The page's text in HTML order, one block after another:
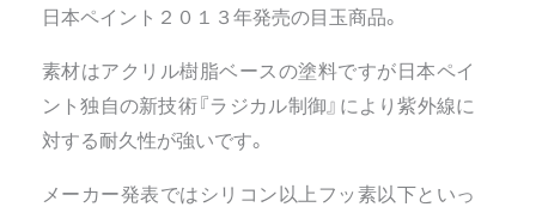
日本ペイント２０１３年発売の目玉商品。
素材はアクリル樹脂ベースの塗料ですが日本ペイ
ント独自の新技術『ラジカル制御』により紫外線に
対する耐久性が強いです。
メーカー発表ではシリコン以上フッ素以下といっ